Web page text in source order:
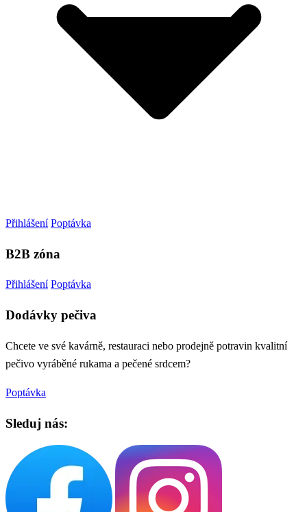
Přihlášení Poptávka
B2B zóna
Přihlášení Poptávka
Dodávky pečiva
Chcete ve své kavárně, restauraci nebo prodejně potravin kvalitní
pečivo vyráběné rukama a pečené srdcem?
Poptávka
Sleduj nás: